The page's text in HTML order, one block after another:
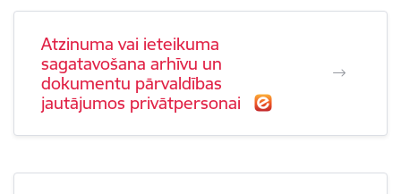
Atzinuma vai ieteikuma
sagatavošana arhīvu un
dokumentu pārvaldības
jautājumos privātpersonai